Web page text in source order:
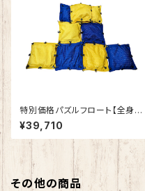
特別価格パズルフロート【全身リ
ラクゼーションセット】11個
¥39,710
その他の商品